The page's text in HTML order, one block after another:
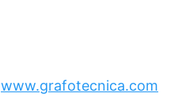
www.grafotecnica.com